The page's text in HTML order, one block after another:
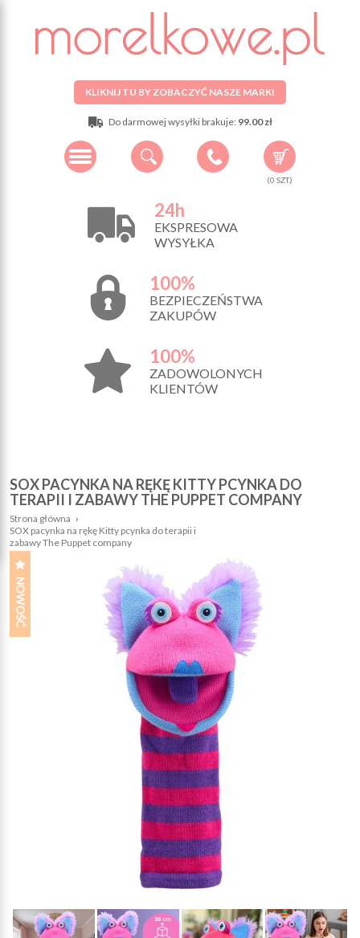
KLIKNIJ TU BY ZOBACZYĆ NASZE MARKI
Do darmowej wysyłki brakuje: 99.00 zł
(0 SZT.)
24h
EKSPRESOWA
WYSYŁKA
100%
BEZPIECZEŃSTWA
ZAKUPÓW
100%
ZADOWOLONYCH
KLIENTÓW
SOX PACYNKA NA RĘKĘ KITTY PCYNKA DO
TERAPII I ZABAWY THE PUPPET COMPANY
Strona główna ›
SOX pacynka na rękę Kitty pcynka do terapii i
zabawy The Puppet company